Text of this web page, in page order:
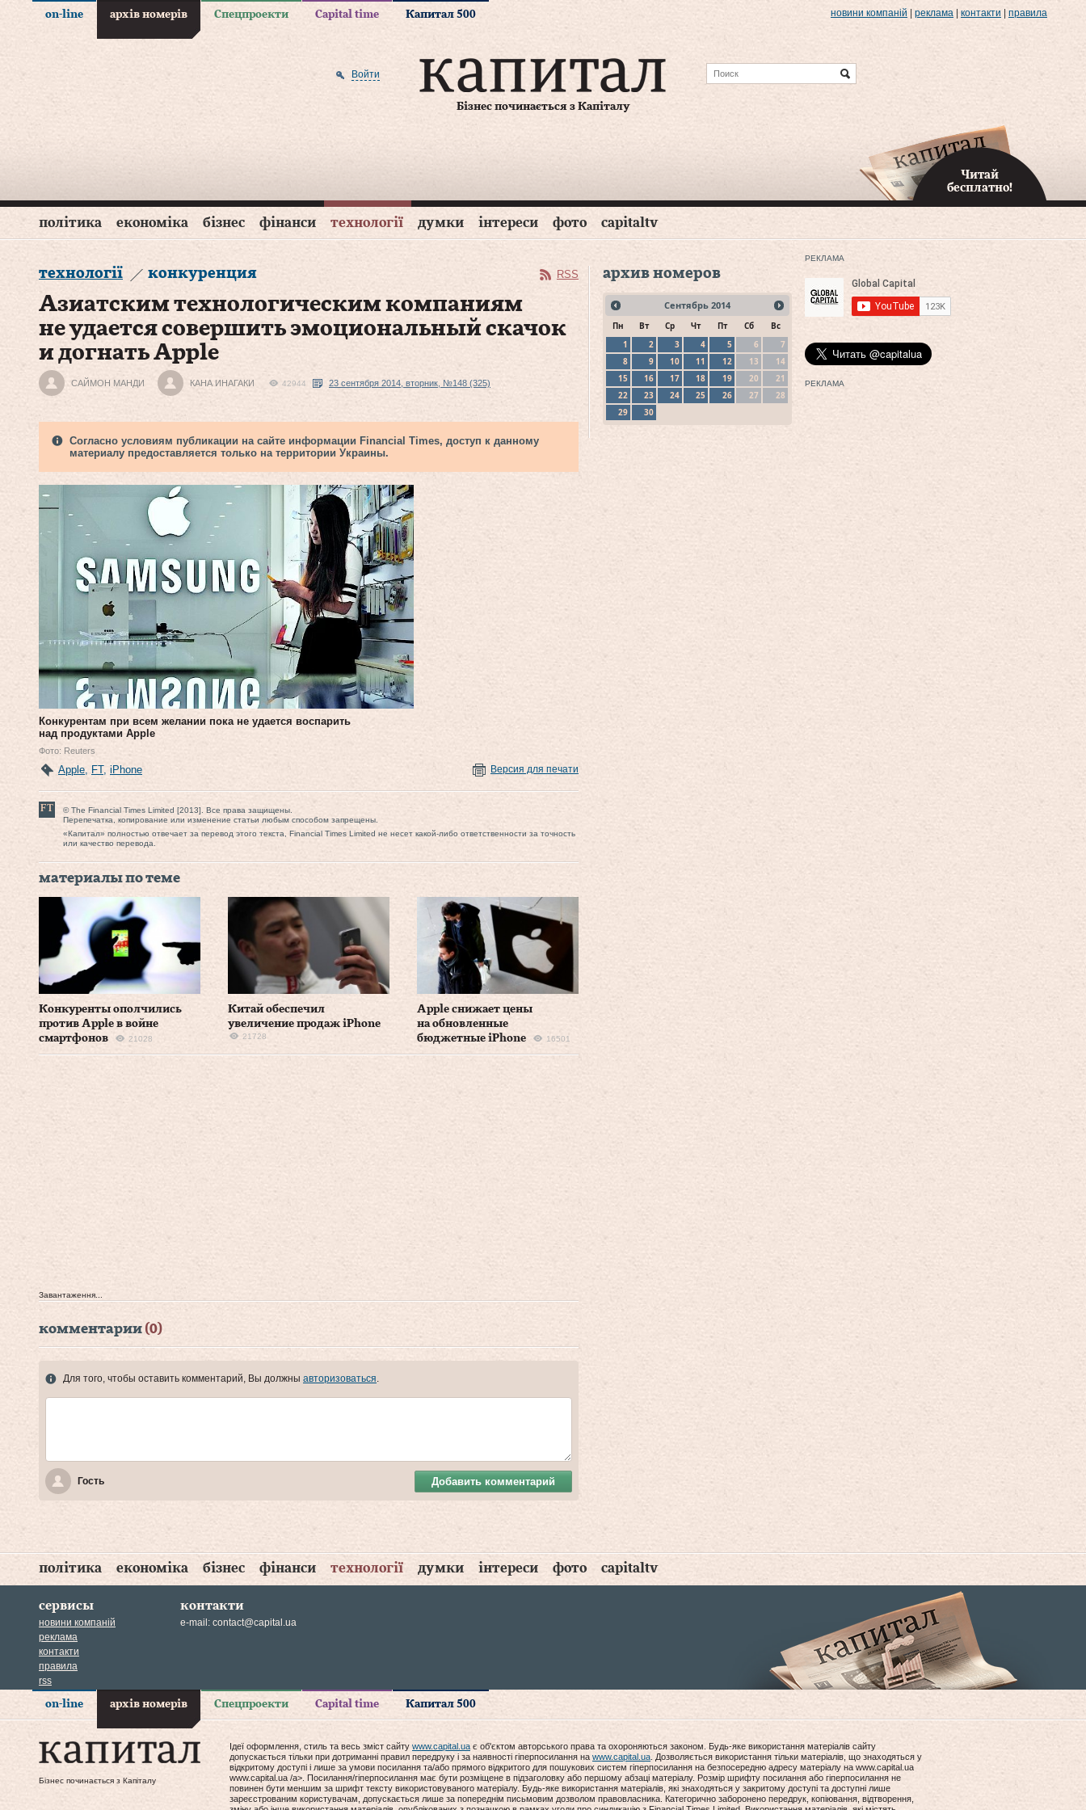
on-line архів номерів Спецпроекти Capital time Капитал 500 новини компаній реклама контакти правила
Бізнес починається з Капіталу
Войти
Читай
бесплатно!
політика економіка бізнес фінанси технології думки інтереси фото capitaltv
технології конкуренция RSS
Азиатским технологическим компаниям
не удается совершить эмоциональный скачок
и догнать Apple
САЙМОН МАНДИ КАНА ИНАГАКИ 42944 23 сентября 2014, вторник, №148 (325)
Согласно условиям публикации на сайте информации Financial Times, доступ к данному
материалу предоставляется только на территории Украины.
Конкурентам при всем желании пока не удается воспарить
над продуктами Apple
Фото: Reuters
Apple, FT, iPhone Версия для печати
© The Financial Times Limited [2013]. Все права защищены.
Перепечатка, копирование или изменение статьи любым способом запрещены.
«Капитал» полностью отвечает за перевод этого текста, Financial Times Limited не несет какой-либо ответственности за точность
или качество перевода.
материалы по теме
Конкуренты ополчились
против Apple в войне
смартфонов
21028
Китай обеспечил
увеличение продаж iPhone
21728
Apple снижает цены
на обновленные
бюджетные iPhone
16501
Завантаження...
комментарии (0)
Для того, чтобы оставить комментарий, Вы должны авторизоваться.
Гость Добавить комментарий
архив номеров
Сентябрь 2014
Пн Вт Ср Чт Пт Сб
Вс
1
2 3 4 5 6
7
8
9 10 11 12 13
14
15
16 17 18 19 20
21
22
23 24 25 26 27
28
29
30
РЕКЛАМА
РЕКЛАМА
політика економіка бізнес фінанси технології думки інтереси фото capitaltv
сервисы
новини компаній
реклама
контакти
правила
rss
контакти
e-mail: contact@capital.ua
on-line архів номерів Спецпроекти Capital time Капитал 500
Бізнес починається з Капіталу
Ідеї оформлення, стиль та весь зміст сайту www.capital.ua є об'єктом авторського права та охороняються законом. Будь-яке використання матеріалів сайту
допускається тільки при дотриманні правил передруку і за наявності гіперпосилання на www.capital.ua . Дозволяється використання тільки матеріалів, що знаходяться у
відкритому доступі і лише за умови посилання та/або прямого відкритого для пошукових систем гіперпосилання на безпосередню адресу матеріалу на www.capital.ua
www.capital.ua /a>. Посилання/гіперпосилання має бути розміщене в підзаголовку або першому абзаці матеріалу. Розмір шрифту посилання або гіперпосилання не
повинен бути меншим за шрифт тексту використовуваного матеріалу. Будь-яке використання матеріалів, які знаходяться у закритому доступі та доступні лише
зареєстрованим користувачам, допускається лише за попереднім письмовим дозволом правовласника. Категорично заборонено передрук, копіювання, відтворення,